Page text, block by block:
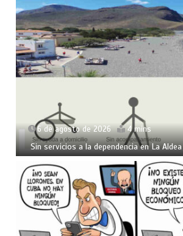
6 de agosto de 2026 4 mins
Sin servicios a la dependencia en La Aldea